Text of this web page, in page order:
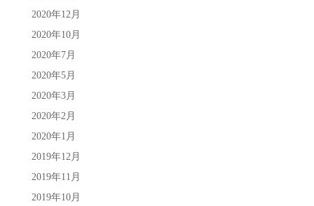
2020年12月
2020年10月
2020年7月
2020年5月
2020年3月
2020年2月
2020年1月
2019年12月
2019年11月
2019年10月